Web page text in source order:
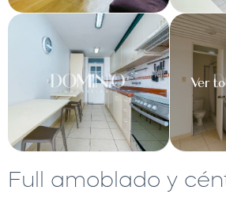
Ver
Full amoblado y